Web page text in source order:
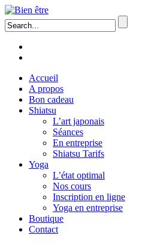
Accueil
A propos
Bon cadeau
Shiatsu
L’art japonais
Séances
En entreprise
Shiatsu Tarifs
Yoga
L’état optimal
Nos cours
Inscription en ligne
Yoga en entreprise
Boutique
Contact